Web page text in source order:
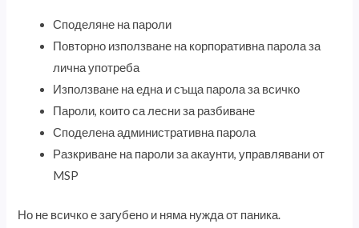
Споделяне на пароли
Повторно използване на корпоративна парола за
лична употреба
Използване на една и съща парола за всичко
Пароли, които са лесни за разбиване
Споделена административна парола
Разкриване на пароли за акаунти, управлявани от
MSP
Но не всичко е загубено и няма нужда от паника.